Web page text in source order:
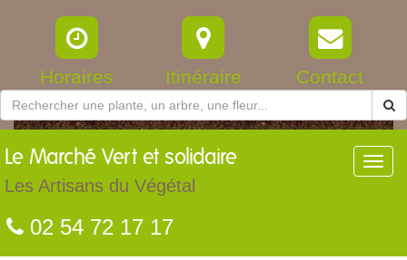
Horaires Itinéraire Contact
Le Marché Vert et solidaire
Les Artisans du Végétal
02 54 72 17 17